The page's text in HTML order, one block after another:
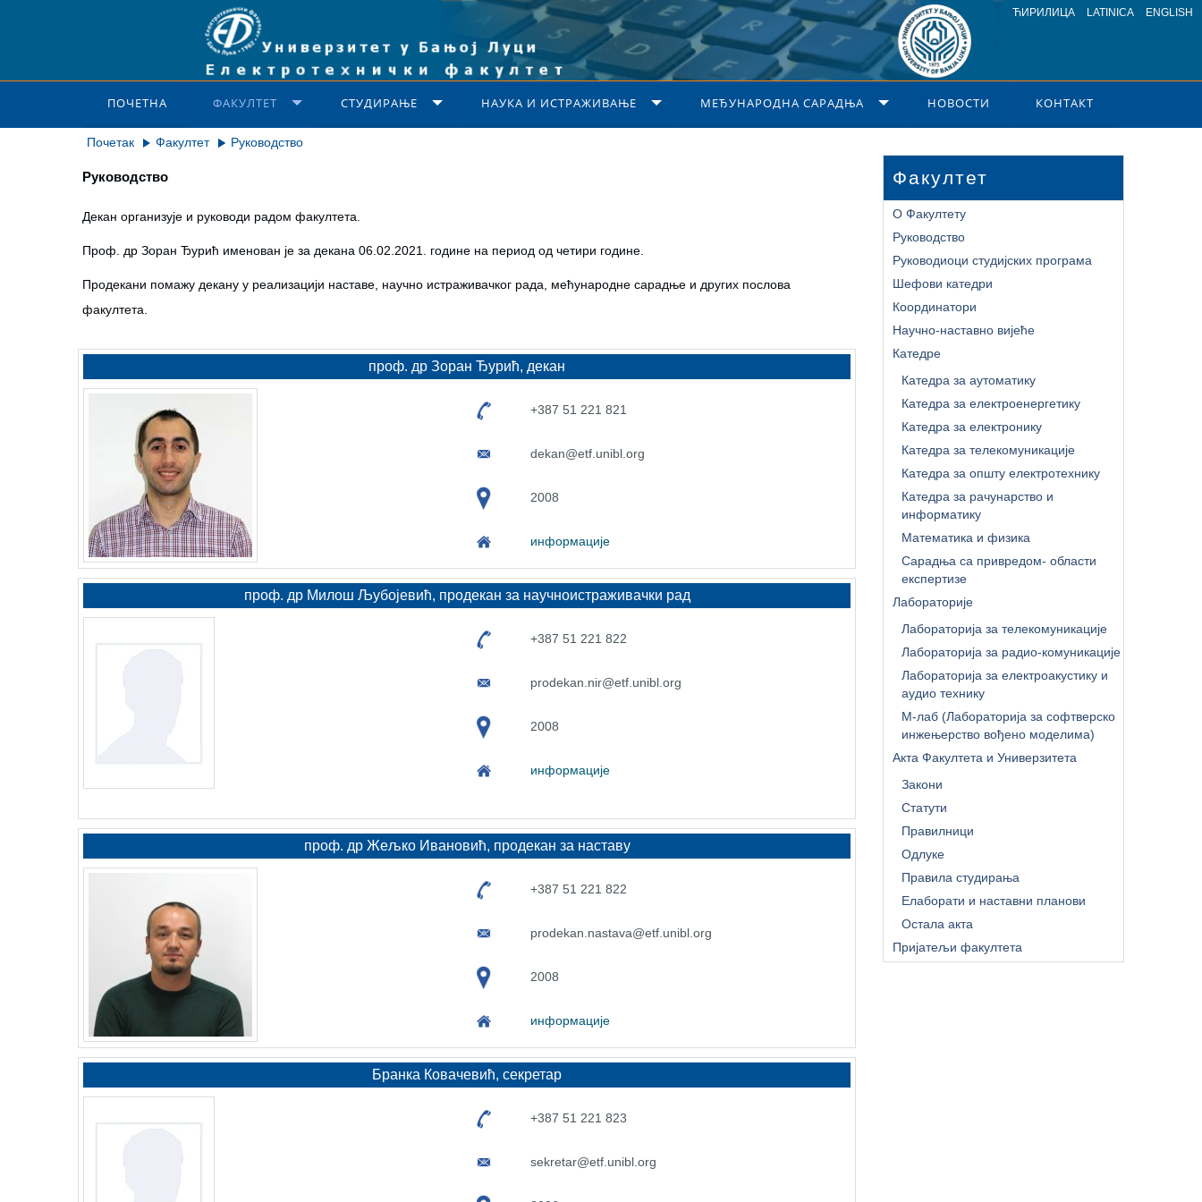
ЋИРИЛИЦА LATINICA ENGLISH
ПОЧЕТНА ФАКУЛТЕТ СТУДИРАЊЕ НАУКА И ИСТРАЖИВАЊЕ МЕЂУНАРОДНА САРАДЊА НОВОСТИ КОНТАКТ
Почетак Факултет Руководство
Руководство
Декан организује и руководи радом факултета.
Проф. др Зоран Ђурић именован је за декана 06.02.2021. године на период од четири године.
Продекани помажу декану у реализацији наставе, научно истраживачког рада, мећународне сарадње и других послова
факултета.
проф. др Зоран Ђурић, декан
+387 51 221 821
dekan@etf.unibl.org
2008
информације
проф. др Милош Љубојевић, продекан за научноистраживачки рад
+387 51 221 822
prodekan.nir@etf.unibl.org
2008
информације
проф. др Жељко Ивановић, продекан за наставу
+387 51 221 822
prodekan.nastava@etf.unibl.org
2008
информације
Бранка Ковачевић, секретар
+387 51 221 823
sekretar@etf.unibl.org
Факултет
О Факултету
Руководство
Руководиоци студијских програма
Шефови катедри
Координатори
Научно-наставно вијеће
Катедре
Катедра за аутоматику
Катедра за електроенергетику
Катедра за електронику
Катедра за телекомуникације
Катедра за општу електротехнику
Катедра за рачунарство и
информатику
Математика и физика
Сарадња са привредом- области
експертизе
Лабораторије
Лабораторија за телекомуникације
Лабораторија за радио-комуникације
Лабораторија за електроакустику и
аудио технику
М-лаб (Лабораторија за софтверско
инжењерство вођено моделима)
Акта Факултета и Универзитета
Закони
Статути
Правилници
Одлуке
Правила студирања
Елаборати и наставни планови
Остала акта
Пријатељи факултета